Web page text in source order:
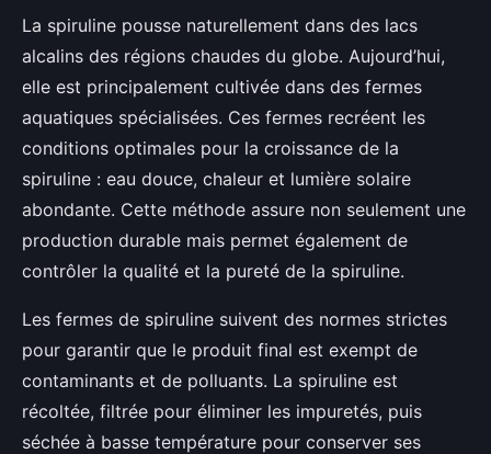
La spiruline pousse naturellement dans des lacs
alcalins des régions chaudes du globe. Aujourd’hui,
elle est principalement cultivée dans des fermes
aquatiques spécialisées. Ces fermes recréent les
conditions optimales pour la croissance de la
spiruline : eau douce, chaleur et lumière solaire
abondante. Cette méthode assure non seulement une
production durable mais permet également de
contrôler la qualité et la pureté de la spiruline.
Les fermes de spiruline suivent des normes strictes
pour garantir que le produit final est exempt de
contaminants et de polluants. La spiruline est
récoltée, filtrée pour éliminer les impuretés, puis
séchée à basse température pour conserver ses